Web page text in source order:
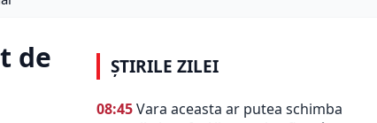
de
ȘTIRILE ZILEI
08:45Vara aceasta ar putea schimba